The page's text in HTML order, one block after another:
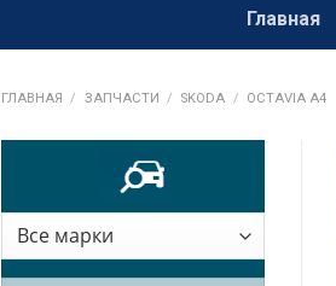
Главная
ГЛАВНАЯ / ЗАПЧАСТИ / SKODA / OCTAVIA A4